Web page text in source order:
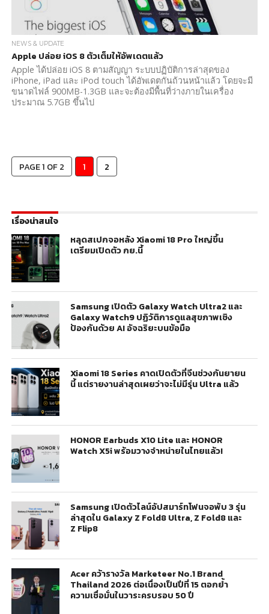
NEWS & UPDATE
Apple ปล่อย iOS 8 ตัวเต็มให้อัพเดตแล้ว
Apple ได้ปล่อย iOS 8 ตามสัญญา ระบบปฏิบัติการล่าสุดของ
iPhone, iPad และ iPod touch ได้อัพเดตกันถ้วนหน้าแล้ว โดยจะมี
ขนาดไฟล์ 900MB-1.3GB และจะต้องมีพื้นที่ว่างภายในเครื่อง
ประมาณ 5.7GB ขึ้นไป
PAGE 1 OF 2 1 2
เรื่องน่าสนใจ
หลุดสเปกจอหลัง Xiaomi 18 Pro ใหญ่ขึ้น
เตรียมเปิดตัว กย.นี้
Samsung เปิดตัว Galaxy Watch Ultra2 และ
Galaxy Watch9 ปฏิวัติการดูแลสุขภาพเชิง
ป้องกันด้วย AI อัจฉริยะบนข้อมือ
Xiaomi 18 Series คาดเปิดตัวที่จีนช่วงกันยายน
นี้ แต่รายงานล่าสุดเผยว่าจะไม่มีรุ่น Ultra แล้ว
HONOR Earbuds X10 Lite และ HONOR
Watch X5i พร้อมวางจำหน่ายในไทยแล้ว!
Samsung เปิดตัวไลน์อัปสมาร์ทโฟนจอพับ 3 รุ่น
ล่าสุดใน Galaxy Z Fold8 Ultra, Z Fold8 และ
Z Flip8
Acer คว้ารางวัล Marketeer No.1 Brand
Thailand 2026 ต่อเนื่องเป็นปีที่ 15 ตอกย้ำ
ความเชื่อมั่นในวาระครบรอบ 50 ปี